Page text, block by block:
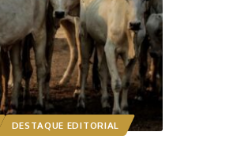
DESTAQUE EDITORIAL